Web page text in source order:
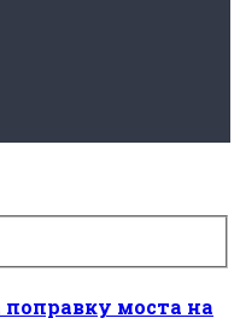
моста на